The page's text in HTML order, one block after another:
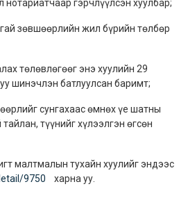
нотариатчаар гэрчлүүлсэн хуулбар;
зөвшөөрлийн жил бүрийн төлбөр
төлөвлөгөөг энэ хуулийн 29
шинэчлэн батлуулсан баримт;
сунгахаас өмнөх үе шатны
түүнийг хүлээлгэн өгсөн
малтмалын тухайн хуулийг эндээс
9750 харна уу.